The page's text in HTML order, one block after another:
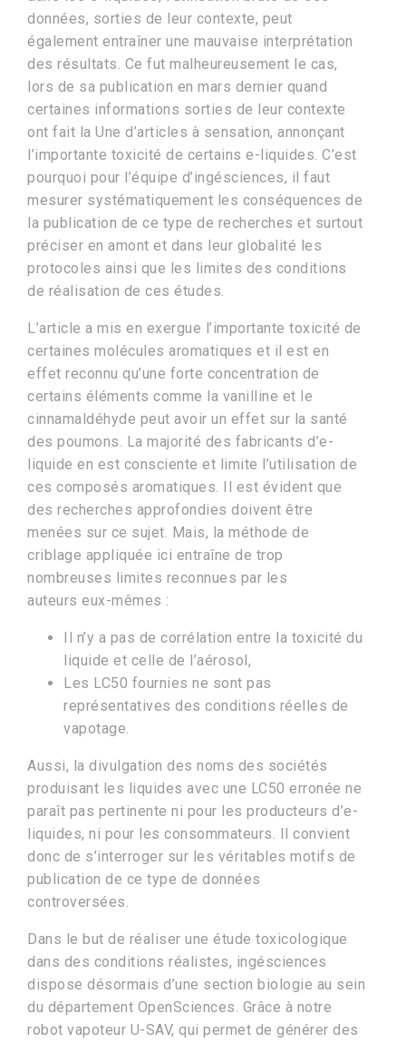
données, sorties de leur contexte, peut
également entraîner une mauvaise interprétation
des résultats. Ce fut malheureusement le cas,
lors de sa publication en mars dernier quand
certaines informations sorties de leur contexte
ont fait la Une d’articles à sensation, annonçant
l’importante toxicité de certains e-liquides. C’est
pourquoi pour l’équipe d’ingésciences, il faut
mesurer systématiquement les conséquences de
la publication de ce type de recherches et surtout
préciser en amont et dans leur globalité les
protocoles ainsi que les limites des conditions
de réalisation de ces études.
L’article a mis en exergue l’importante toxicité de
certaines molécules aromatiques et il est en
effet reconnu qu’une forte concentration de
certains éléments comme la vanilline et le
cinnamaldéhyde peut avoir un effet sur la santé
des poumons. La majorité des fabricants d’e-
liquide en est consciente et limite l’utilisation de
ces composés aromatiques. Il est évident que
des recherches approfondies doivent être
menées sur ce sujet. Mais, la méthode de
criblage appliquée ici entraîne de trop
nombreuses limites reconnues par les
auteurs eux-mêmes :
Il n’y a pas de corrélation entre la toxicité du
liquide et celle de l’aérosol,
Les LC50 fournies ne sont pas
représentatives des conditions réelles de
vapotage.
Aussi, la divulgation des noms des sociétés
produisant les liquides avec une LC50 erronée ne
paraît pas pertinente ni pour les producteurs d’e-
liquides, ni pour les consommateurs. Il convient
donc de s’interroger sur les véritables motifs de
publication de ce type de données
controversées.
Dans le but de réaliser une étude toxicologique
dans des conditions réalistes, ingésciences
dispose désormais d’une section biologie au sein
du département OpenSciences. Grâce à notre
robot vapoteur U-SAV, qui permet de générer des